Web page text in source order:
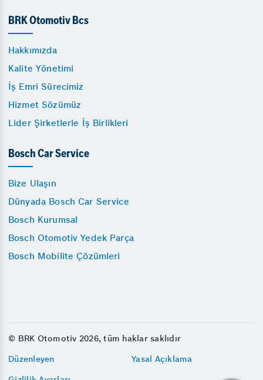
BRK Otomotiv Bcs
Hakkımızda
Kalite Yönetimi
İş Emri Sürecimiz
Hizmet Sözümüz
Lider Şirketlerle İş Birlikleri
Bosch Car Service
Bize Ulaşın
Dünyada Bosch Car Service
Bosch Kurumsal
Bosch Otomotiv Yedek Parça
Bosch Mobilite Çözümleri
© BRK Otomotiv 2026, tüm haklar saklıdır
Düzenleyen
Yasal Açıklama